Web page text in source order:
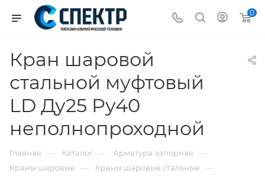
0
Кран шаровой
стальной муфтовый
LD Ду25 Ру40
неполнопроходной
Главная — Каталог — Арматура запорная —
Краны шаровые — Краны шаровые стальные —